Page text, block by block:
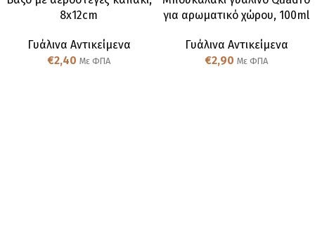
8x12cm
Γυάλινα Αντικείμενα
€2,40 Με ΦΠΑ
για αρωματικό χώρου, 100ml
Γυάλινα Αντικείμενα
€2,90 Με ΦΠΑ